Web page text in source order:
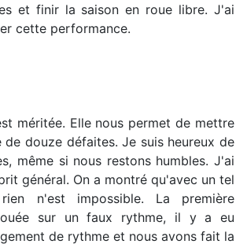
et finir la saison en roue libre. J'ai
cette performance.
méritée. Elle nous permet de mettre
douze défaites. Je suis heureux de
même si nous restons humbles. J'ai
général. On a montré qu'avec un tel
n'est impossible. La première
sur un faux rythme, il y a eu
de rythme et nous avons fait la